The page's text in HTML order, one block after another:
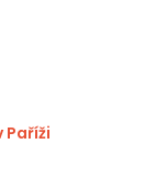
Paříži